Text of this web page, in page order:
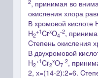
2, принимая во
окисления хлора
В хромовой кислоте
H2
+1CrxO4
-2,
Cтепень окисления
В двухромовой
H2
+1Cr2
xO7
-2,
2, х=(14-2):2=6.